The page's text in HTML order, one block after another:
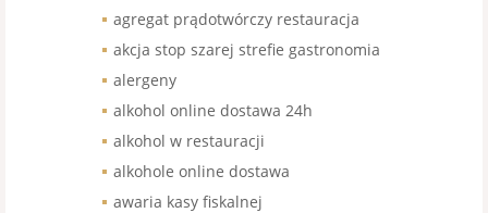
agregat prądotwórczy restauracja
akcja stop szarej strefie gastronomia
alergeny
alkohol online dostawa 24h
alkohol w restauracji
alkohole online dostawa
awaria kasy fiskalnej